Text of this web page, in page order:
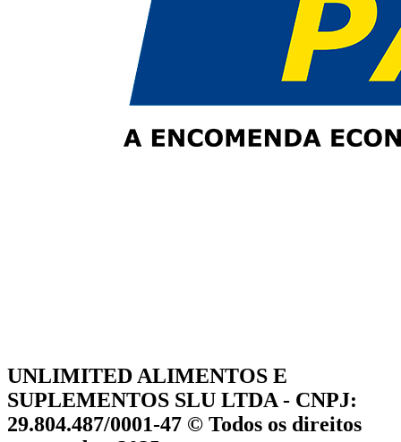
UNLIMITED ALIMENTOS E
SUPLEMENTOS SLU LTDA - CNPJ:
29.804.487/0001-47 © Todos os direitos